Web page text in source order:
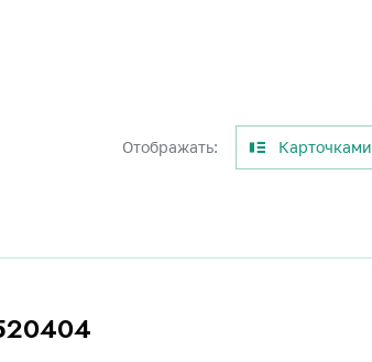
Отображать: Карточками